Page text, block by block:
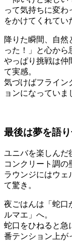
って気持ちに変わ
をかけてくれてい
降りた瞬間、自然
った！」と心から
やっぱり挑戦は仲
て実感。
気づけばフライン
ョンになっていま
最後は夢を語
ユニバを楽しんだ
コンクリート調の
ラウンジにはウェ
て驚き。
夜ごはんは「蛇口
ルマエ」へ。
蛇口をひねると急
番テンション上が